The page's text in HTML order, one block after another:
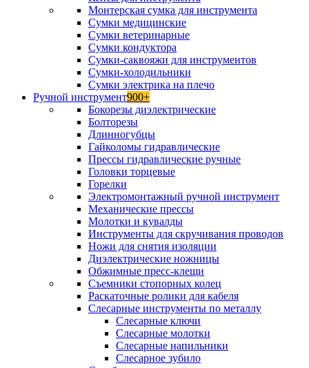
Монтерская сумка для инструмента
Сумки медицинские
Сумки ветеринарные
Сумки кондуктора
Сумки-саквояжи для инструментов
Сумки-холодильники
Сумки электрика на плечо
Ручной инструмент900+
Бокорезы диэлектрические
Болторезы
Длинногубцы
Гайколомы гидравлические
Прессы гидравлические ручные
Головки торцевые
Горелки
Электромонтажный ручной инструмент
Механические прессы
Молотки и кувалды
Инструменты для скручивания проводов
Ножи для снятия изоляции
Диэлектрические ножницы
Обжимные пресс-клещи
Съемники стопорных колец
Раскаточные ролики для кабеля
Слесарные инструменты по металлу
Слесарные ключи
Слесарные молотки
Слесарные напильники
Слесарное зубило